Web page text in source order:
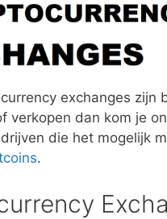
exchanges zijn
verkopen dan kom je
die het mogelijk
.